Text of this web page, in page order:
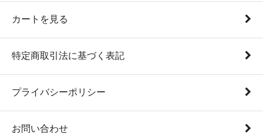
カートを見る
特定商取引法に基づく表記
プライバシーポリシー
お問い合わせ